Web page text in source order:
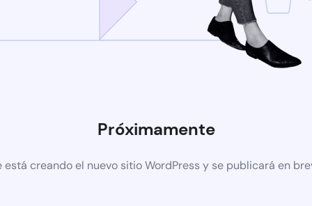
Próximamente
está creando el nuevo sitio WordPress y se publicará en